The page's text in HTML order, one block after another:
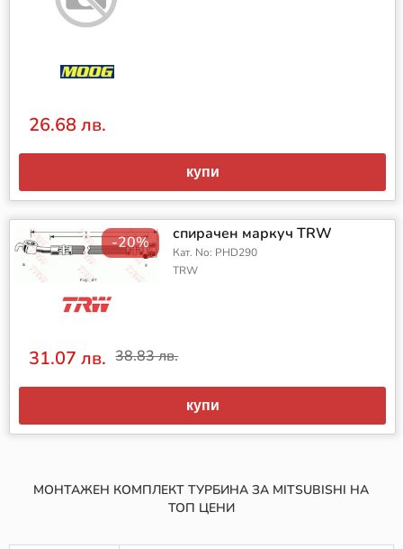
26.68 лв.
купи
-20% спирачен маркуч TRW
Кат. No: PHD290
TRW
31.07 лв. 38.83 лв.
купи
МОНТАЖЕН КОМПЛЕКТ ТУРБИНА ЗА MITSUBISHI НА
ТОП ЦЕНИ